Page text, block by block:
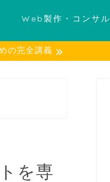
Web製作・コンサル
の完全講義
を専